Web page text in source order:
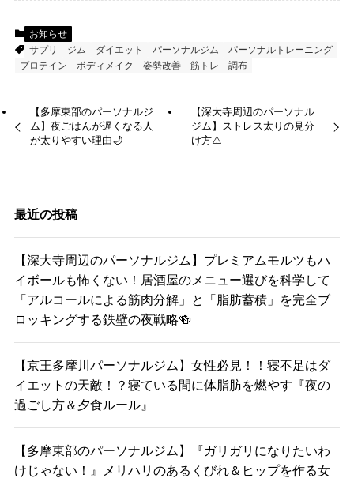
お知らせ
サプリ
ジム ダイエット パーソナルジム
パーソナルトレーニング
プロテイン
ボディメイク 姿勢改善 筋トレ 調布
【多摩東部のパーソナルジ
ム】夜ごはんが遅くなる人
が太りやすい理由🌙
【深大寺周辺のパーソナル
ジム】ストレス太りの見分
け方⚠️
最近の投稿
【深大寺周辺のパーソナルジム】プレミアムモルツもハ
イボールも怖くない！居酒屋のメニュー選びを科学して
「アルコールによる筋肉分解」と「脂肪蓄積」を完全ブ
ロッキングする鉄壁の夜戦略🍻
【京王多摩川パーソナルジム】女性必見！！寝不足はダ
イエットの天敵！？寝ている間に体脂肪を燃やす『夜の
過ごし方＆夕食ルール』
【多摩東部のパーソナルジム】『ガリガリになりたいわ
けじゃない！』メリハリのあるくびれ＆ヒップを作る女